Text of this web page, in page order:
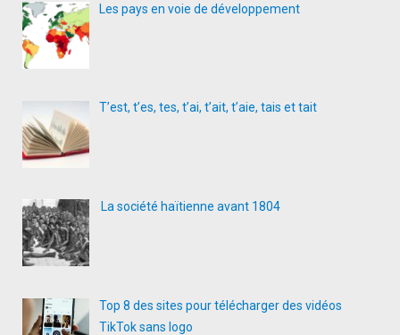
Les pays en voie de développement
T’est, t’es, tes, t’ai, t’ait, t’aie, tais et tait
La société haïtienne avant 1804
Top 8 des sites pour télécharger des vidéos
TikTok sans logo